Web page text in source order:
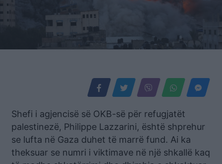
Shefi i agjencisë së OKB-së për refugjatët
palestinezë, Philippe Lazzarini, është shprehur
se lufta në Gaza duhet të marrë fund. Ai ka
theksuar se numri i viktimave në një shkallë kaq